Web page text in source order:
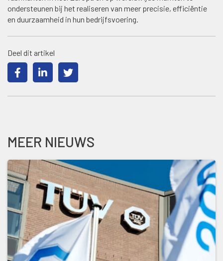
ondersteunen bij het realiseren van meer precisie, efficiëntie
en duurzaamheid in hun bedrijfsvoering.
Deel dit artikel
MEER NIEUWS